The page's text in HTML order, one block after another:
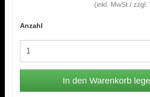
(inkl. MwSt./ zzgl.
Anzahl